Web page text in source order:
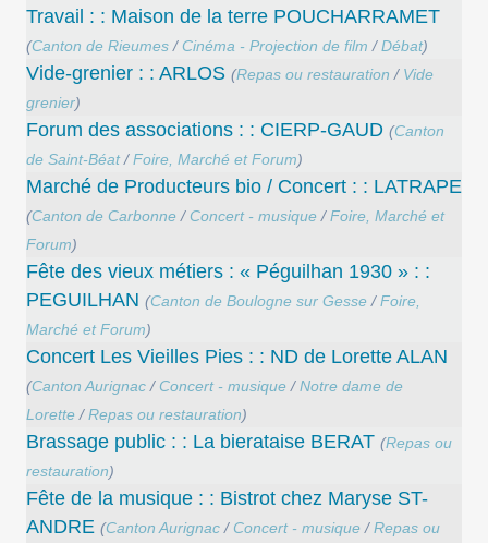
Travail : : Maison de la terre POUCHARRAMET
(Canton de Rieumes / Cinéma - Projection de film /Débat)
Vide-grenier : : ARLOS (Repas ou restauration / Vide
grenier)
Forum des associations : : CIERP-GAUD (Canton
de Saint-Béat/Foire, Marché et Forum)
Marché de Producteurs bio / Concert : : LATRAPE
(Canton de Carbonne / Concert - musique /Foire, Marché et
Forum)
Fête des vieux métiers : « Péguilhan 1930 » : :
PEGUILHAN (Canton de Boulogne sur Gesse /Foire,
Marché et Forum)
Concert Les Vieilles Pies : : ND de Lorette ALAN
(Canton Aurignac / Concert - musique /Notre dame de
Lorette /Repas ou restauration)
Brassage public : : La bierataise BERAT (Repas ou
restauration)
Fête de la musique : : Bistrot chez Maryse ST-
ANDRE (Canton Aurignac / Concert - musique /Repas ou